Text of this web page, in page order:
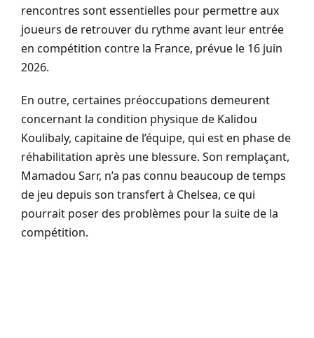
rencontres sont essentielles pour permettre aux
joueurs de retrouver du rythme avant leur entrée
en compétition contre la France, prévue le 16 juin
2026.
En outre, certaines préoccupations demeurent
concernant la condition physique de Kalidou
Koulibaly, capitaine de l’équipe, qui est en phase de
réhabilitation après une blessure. Son remplaçant,
Mamadou Sarr, n’a pas connu beaucoup de temps
de jeu depuis son transfert à Chelsea, ce qui
pourrait poser des problèmes pour la suite de la
compétition.